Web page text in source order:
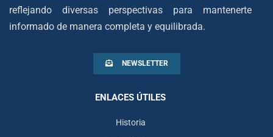
reflejando diversas perspectivas para mantenerte
informado de manera completa y equilibrada.
NEWSLETTER
ENLACES ÚTILES
Historia